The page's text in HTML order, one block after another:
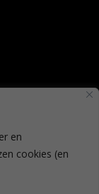
en
cookies (en